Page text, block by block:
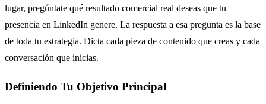
lugar, pregúntate qué resultado comercial real deseas que tu
presencia en LinkedIn genere. La respuesta a esa pregunta es la base
de toda tu estrategia. Dicta cada pieza de contenido que creas y cada
conversación que inicias.
Definiendo Tu Objetivo Principal